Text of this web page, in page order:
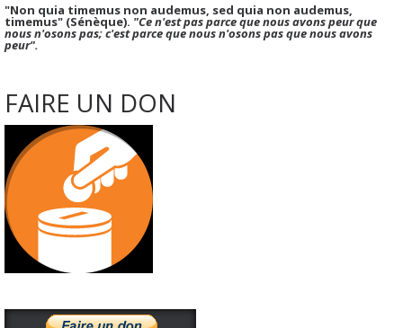
"Non quia timemus non audemus, sed quia non audemus,
timemus" (Sénèque). "Ce n'est pas parce que nous avons peur que
nous n'osons pas; c'est parce que nous n'osons pas que nous avons
peur".
FAIRE UN DON